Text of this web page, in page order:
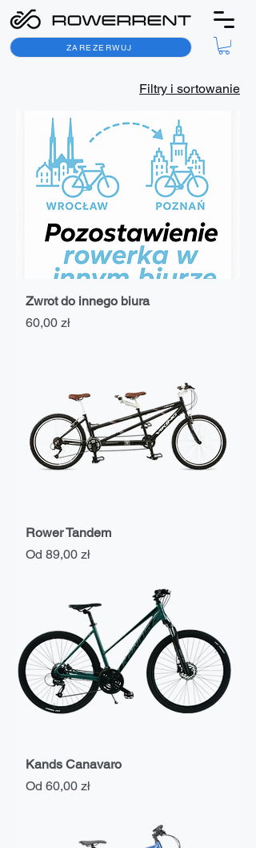
ZAREZERWUJ
Filtry i sortowanie
Zwrot do innego biura
Cena
60,00 zł
Rower Tandem
Od 89,00 zł
Cena rabatowa
Kands Canavaro
Od 60,00 zł
Cena rabatowa